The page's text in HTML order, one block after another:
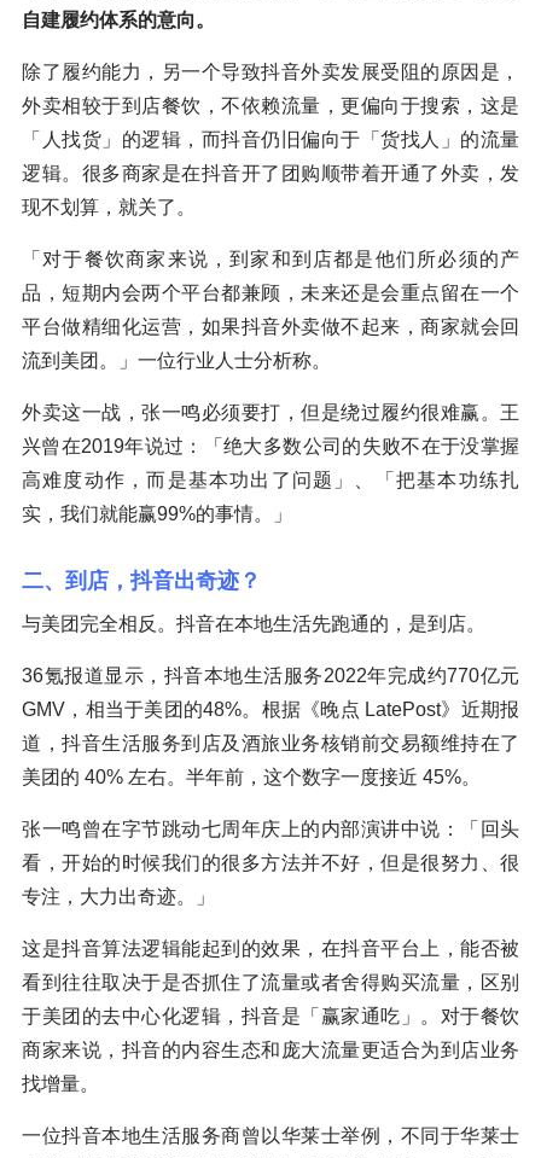
自建履约体系的意向。
除了履约能力，另一个导致抖音外卖发展受阻的原因是，
外卖相较于到店餐饮，不依赖流量，更偏向于搜索，这是
「人找货」的逻辑，而抖音仍旧偏向于「货找人」的流量
逻辑。很多商家是在抖音开了团购顺带着开通了外卖，发
现不划算，就关了。
「对于餐饮商家来说，到家和到店都是他们所必须的产
品，短期内会两个平台都兼顾，未来还是会重点留在一个
平台做精细化运营，如果抖音外卖做不起来，商家就会回
流到美团。」一位行业人士分析称。
外卖这一战，张一鸣必须要打，但是绕过履约很难赢。王
兴曾在2019年说过：「绝大多数公司的失败不在于没掌握
高难度动作，而是基本功出了问题」、「把基本功练扎
实，我们就能赢99%的事情。」
二、到店，抖音出奇迹？
与美团完全相反。抖音在本地生活先跑通的，是到店。
36氪报道显示，抖音本地生活服务2022年完成约770亿元
GMV，相当于美团的48%。根据《晚点 LatePost》近期报
道，抖音生活服务到店及酒旅业务核销前交易额维持在了
美团的 40% 左右。半年前，这个数字一度接近 45%。
张一鸣曾在字节跳动七周年庆上的内部演讲中说：「回头
看，开始的时候我们的很多方法并不好，但是很努力、很
专注，大力出奇迹。」
这是抖音算法逻辑能起到的效果，在抖音平台上，能否被
看到往往取决于是否抓住了流量或者舍得购买流量，区别
于美团的去中心化逻辑，抖音是「赢家通吃」。对于餐饮
商家来说，抖音的内容生态和庞大流量更适合为到店业务
找增量。
一位抖音本地生活服务商曾以华莱士举例，不同于华莱士